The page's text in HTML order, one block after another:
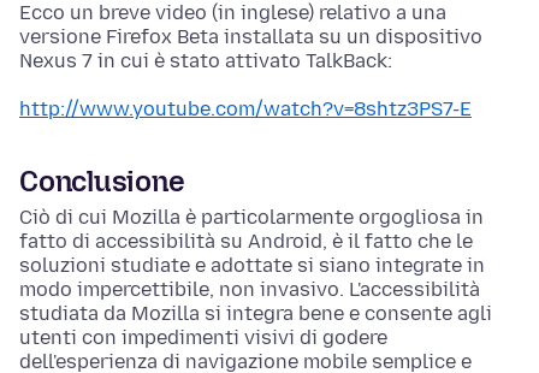
Ecco un breve video (in inglese) relativo a una
versione Firefox Beta installata su un dispositivo
Nexus 7 in cui è stato attivato TalkBack:
http://www.youtube.com/watch?v=8shtz3PS7-E
Conclusione
Ciò di cui Mozilla è particolarmente orgogliosa in
fatto di accessibilità su Android, è il fatto che le
soluzioni studiate e adottate si siano integrate in
modo impercettibile, non invasivo. L'accessibilità
studiata da Mozilla si integra bene e consente agli
utenti con impedimenti visivi di godere
dell'esperienza di navigazione mobile semplice e